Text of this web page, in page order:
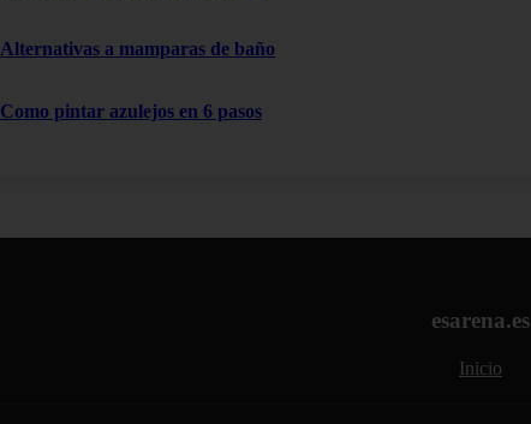
Alternativas a mamparas de baño
Como pintar azulejos en 6 pasos
esarena.es
Inicio